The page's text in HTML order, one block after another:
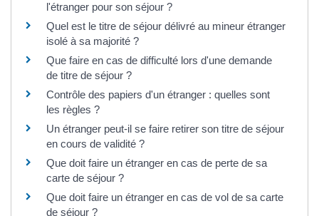
l'étranger pour son séjour ?
Quel est le titre de séjour délivré au mineur étranger
isolé à sa majorité ?
Que faire en cas de difficulté lors d'une demande
de titre de séjour ?
Contrôle des papiers d'un étranger : quelles sont
les règles ?
Un étranger peut-il se faire retirer son titre de séjour
en cours de validité ?
Que doit faire un étranger en cas de perte de sa
carte de séjour ?
Que doit faire un étranger en cas de vol de sa carte
de séjour ?